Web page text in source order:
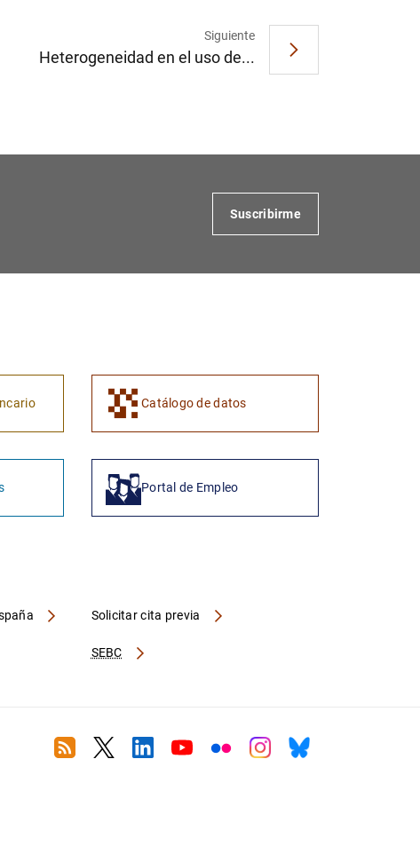
Siguiente
Heterogeneidad en el uso de...
Suscribirme
Catálogo de datos
Portal de Empleo
SEBC
Solicitar cita previa
RSS TwitterLinkedin
YoutubeFlickrInstagram
Bluesky